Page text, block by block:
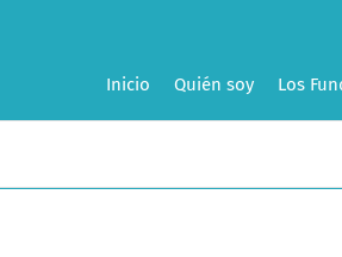
Inicio Quién soy Los